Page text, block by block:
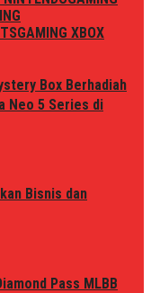
GAMING XBOX
Box Berhadiah
Neo 5 Series di
Bisnis dan
Pass MLBB